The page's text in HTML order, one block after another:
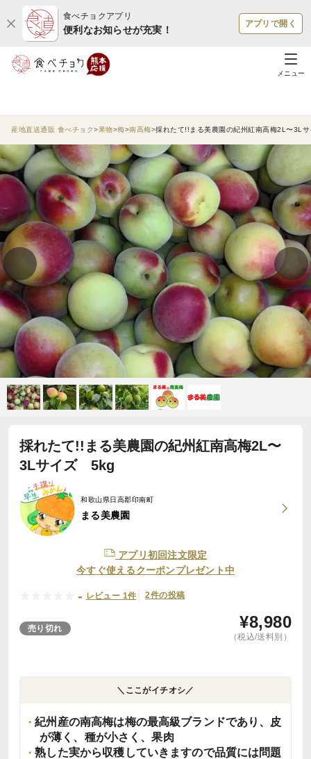
食べチョクアプリ
便利なお知らせが充実！
アプリで開く
メニュー
産地直送通販 食べチョク 果物 梅 南高梅 採れたて!!まる美農園の紀州紅南高梅2L〜3L
採れたて!!まる美農園の紀州紅南高梅2L〜
3Lサイズ 5kg
和歌山県日高郡印南町
まる美農園
アプリ初回注文限定
今すぐ使えるクーポンプレゼント中
- レビュー 1件 2件の投稿
売り切れ ¥8,980
（税込/送料別）
＼ここがイチオシ／
紀州産の南高梅は梅の最高級ブランドであり、皮
が薄く、種が小さく、果肉
熟した実から収穫していきますので品質には問題